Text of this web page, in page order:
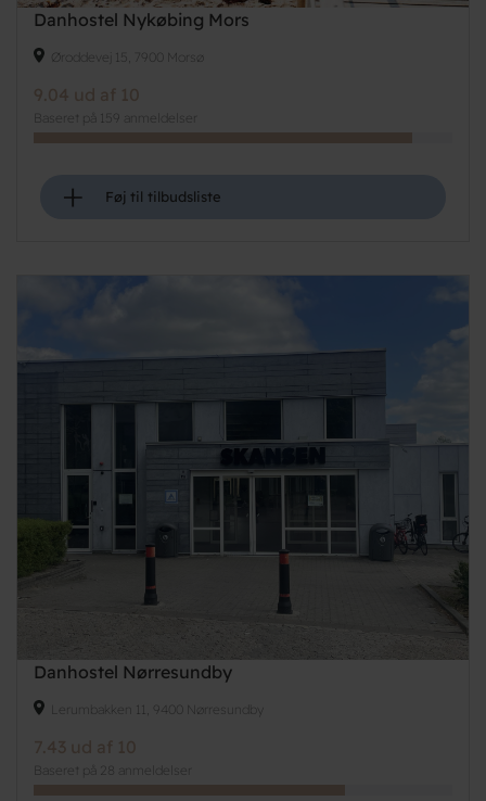
Danhostel Nykøbing Mors
Øroddevej 15, 7900 Morsø
9.04 ud af 10
Baseret på 159 anmeldelser
+ Føj til tilbudsliste
Danhostel Nørresundby
Lerumbakken 11, 9400 Nørresundby
7.43 ud af 10
Baseret på 28 anmeldelser